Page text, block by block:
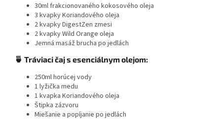
30ml frakcionovaného kokosového oleja
3 kvapky Koriandového oleja
2 kvapky DigestZen zmesi
2 kvapky Wild Orange oleja
Jemná masáž brucha po jedlách
🍵 Tráviaci čaj s esenciálnym olejom:
250ml horúcej vody
1 lyžička medu
1 kvapka Koriandového oleja
Štipka zázvoru
Miešanie a popíjanie po jedlách